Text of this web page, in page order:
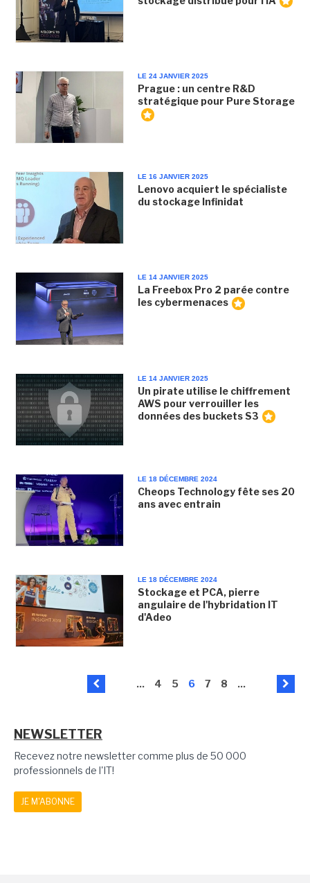
LE 24 JANVIER 2025
Prague : un centre R&D
stratégique pour Pure Storage
LE 16 JANVIER 2025
Lenovo acquiert le spécialiste
du stockage Infinidat
LE 14 JANVIER 2025
La Freebox Pro 2 parée contre
les cybermenaces
LE 14 JANVIER 2025
Un pirate utilise le chiffrement
AWS pour verrouiller les
données des buckets S3
LE 18 DÉCEMBRE 2024
Cheops Technology fête ses 20
ans avec entrain
LE 18 DÉCEMBRE 2024
Stockage et PCA, pierre
angulaire de l'hybridation IT
d'Adeo
... 4 5 6 7 8 ...
NEWSLETTER
Recevez notre newsletter comme plus de 50 000
professionnels de l'IT!
JE M'ABONNE